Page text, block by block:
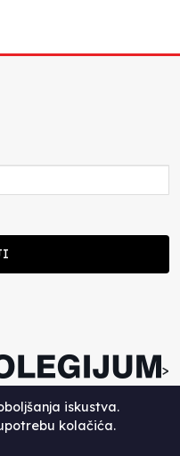
>
(c) 2026. Školegijum.
iskustva.
kolačića.